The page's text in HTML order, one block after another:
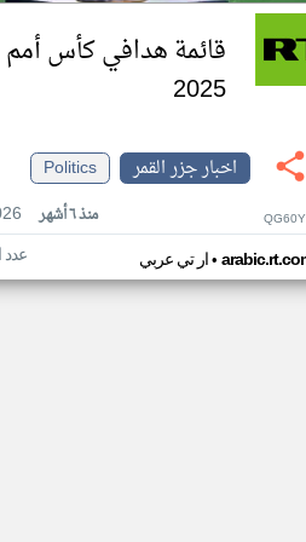
قائمة هدافي كأس أمم
2025
اخبار جزر القمر
Politics
منذ ٦ أشهر
ار تي عربي• عدد